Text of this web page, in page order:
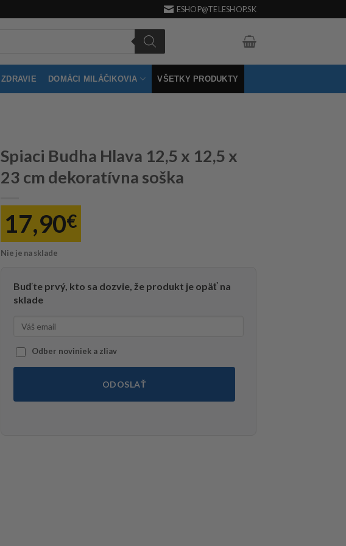
ESHOP@TELESHOP.SK
ZDRAVIE DOMÁCI MILÁČIKOVIA VŠETKY PRODUKTY
Spiaci Budha Hlava 12,5 x 12,5 x
23 cm dekoratívna soška
17,90€
Nie je na sklade
Buďte prvý, kto sa dozvie, že produkt je opäť na
sklade
Odber noviniek a zliav
ODOSLAŤ